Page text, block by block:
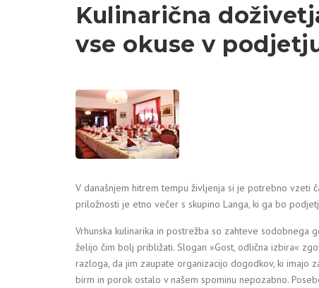
Kulinarična
vse okuse v
V današnjem hitrem tempu življenja si je potrebno vzeti
priložnosti je etno večer s skupino Langa, ki ga bo
Vrhunska kulinarika in postrežba so zahteve sodobnega
želijo čim bolj približati. Slogan »Gost, odlična izbira«
razloga, da jim zaupate organizacijo dogodkov, ki imajo
birm in porok ostalo v našem spominu nepozabno.